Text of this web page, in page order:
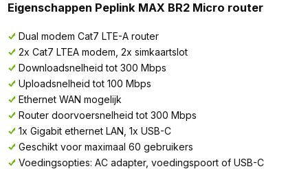
Eigenschappen Peplink MAX BR2 Micro router
Dual modem Cat7 LTE-A router
2x Cat7 LTEA modem, 2x simkaartslot
Downloadsnelheid tot 300 Mbps
Uploadsnelheid tot 100 Mbps
Ethernet WAN mogelijk
Router doorvoersnelheid tot 300 Mbps
1x Gigabit ethernet LAN, 1x USB-C
Geschikt voor maximaal 60 gebruikers
Voedingsopties: AC adapter, voedingspoort of USB-C